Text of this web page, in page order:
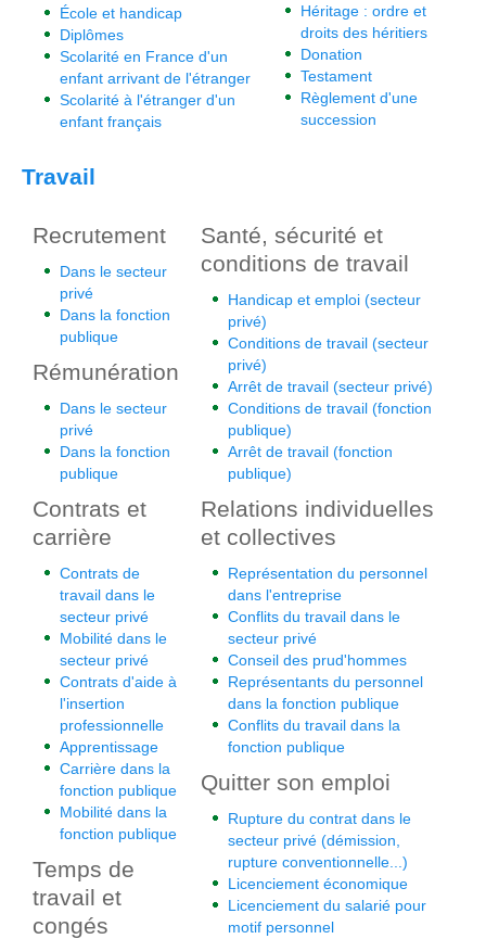
École et handicap
Diplômes
Scolarité en France d'un
enfant arrivant de l'étranger
Scolarité à l'étranger d'un
enfant français
Héritage : ordre et
droits des héritiers
Donation
Testament
Règlement d'une
succession
Travail
Recrutement
Dans le secteur
privé
Dans la fonction
publique
Rémunération
Dans le secteur
privé
Dans la fonction
publique
Contrats et
carrière
Contrats de
travail dans le
secteur privé
Mobilité dans le
secteur privé
Contrats d'aide à
l'insertion
professionnelle
Apprentissage
Carrière dans la
fonction publique
Mobilité dans la
fonction publique
Temps de
travail et
congés
Santé, sécurité et
conditions de travail
Handicap et emploi (secteur
privé)
Conditions de travail (secteur
privé)
Arrêt de travail (secteur privé)
Conditions de travail (fonction
publique)
Arrêt de travail (fonction
publique)
Relations individuelles
et collectives
Représentation du personnel
dans l'entreprise
Conflits du travail dans le
secteur privé
Conseil des prud'hommes
Représentants du personnel
dans la fonction publique
Conflits du travail dans la
fonction publique
Quitter son emploi
Rupture du contrat dans le
secteur privé (démission,
rupture conventionnelle...)
Licenciement économique
Licenciement du salarié pour
motif personnel